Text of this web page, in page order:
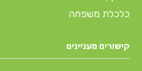
כלכלת משפחה
קישורים מעניינים